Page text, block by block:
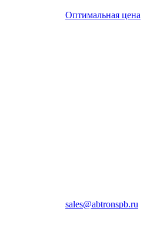
Оптимальная цена
sales@abtronspb.ru